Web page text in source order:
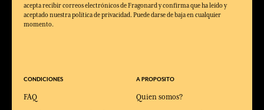
acepta recibir correos electrónicos de Fragonard y confirma que ha leído y
aceptado nuestra política de privacidad. Puede darse de baja en cualquier
momento.
CONDICIONES
FAQ
A PROPOSITO
Quien somos?